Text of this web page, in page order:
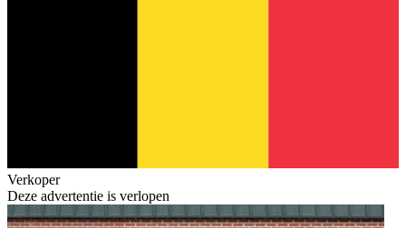
Verkoper
Deze advertentie is verlopen